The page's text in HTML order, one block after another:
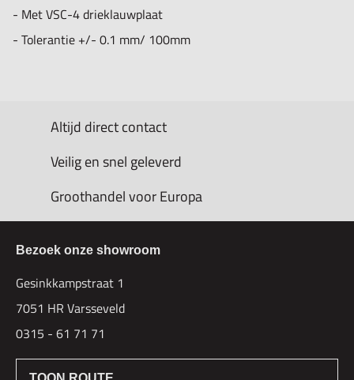
- Met VSC-4 drieklauwplaat
- Tolerantie +/- 0.1 mm/ 100mm
Altijd direct contact
Veilig en snel geleverd
Groothandel voor Europa
Bezoek onze showroom
Gesinkkampstraat 1
7051 HR Varsseveld
0315 - 61 71 71